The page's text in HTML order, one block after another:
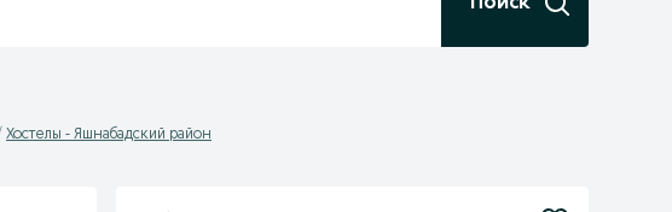
Хостелы - Яшнабадский район